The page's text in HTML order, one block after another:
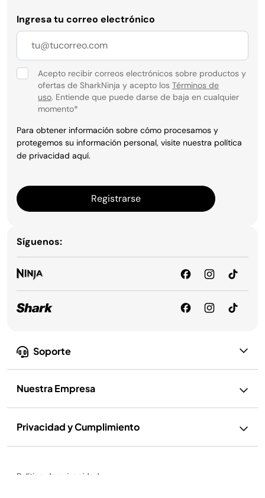
Soporte
Nuestra Empresa
Privacidad y Cumplimiento
Ingresa tu correo electrónico
Acepto recibir correos electrónicos sobre productos y
ofertas de SharkNinja y acepto los Términos de
uso. Entiende que puede darse de baja en cualquier
momento*
Para obtener información sobre cómo procesamos y
protegemos su información personal, visite nuestra política
de privacidad aquí.
Registrarse
Síguenos:
Política de privacidad